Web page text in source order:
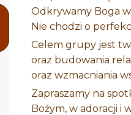
Odkrywamy Boga
Nie chodzi o
Celem grupy jest
oraz budowania
oraz wzmacniania
Zapraszamy na
Bożym, w adoracji i